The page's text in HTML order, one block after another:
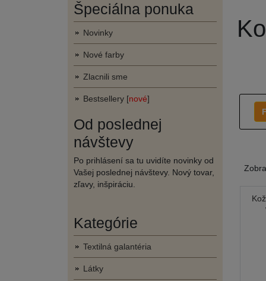
Špeciálna ponuka
Novinky
Nové farby
Zlacnili sme
Bestsellery [nové]
Od poslednej
návštevy
Po prihlásení sa tu uvidíte novinky od
Vašej poslednej návštevy. Nový tovar,
zľavy, inšpiráciu.
Kategórie
Textilná galantéria
Látky